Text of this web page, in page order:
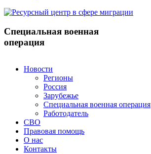
Специальная военная
операция
Новости
Регионы
Россия
Зарубежье
Специальная военная операция
Работодатель
СВО
Правовая помощь
О нас
Контакты